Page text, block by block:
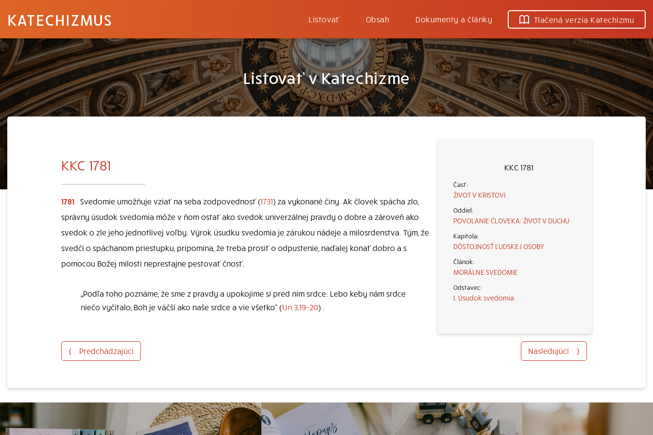
KATECHIZMUS Listovať Obsah Dokumenty a články Tlačená verzia Katechizmu
Listovať v Katechizme
KKC 1781
ŽIVOT V KRISTOVI
POVOLANIE ČLOVEKA: ŽIVOT V DUCHU
DÔSTOJNOSŤ ĽUDSKEJ OSOBY
MORÁLNE SVEDOMIE
I. Úsudok svedomia
KKC 1781
1781 Svedomie umožňuje vziať na seba zodpovednosť (1731) za vykonané činy. Ak človek spácha zlo,
správny úsudok svedomia môže v ňom ostať ako svedok univerzálnej pravdy o dobre a zároveň ako
svedok o zle jeho jednotlivej voľby. Výrok úsudku svedomia je zárukou nádeje a milosrdenstva. Tým, že
svedčí o spáchanom priestupku, pripomína, že treba prosiť o odpustenie, naďalej konať dobro a s
pomocou Božej milosti neprestajne pestovať čnosť.
„Podľa toho poznáme, že sme z pravdy a upokojíme si pred ním srdce. Lebo keby nám srdce
niečo vyčítalo, Boh je väčší ako naše srdce a vie všetko“ (1Jn 3,19-20) .
⟨ Predchádzajúci Nasledujúci ⟩